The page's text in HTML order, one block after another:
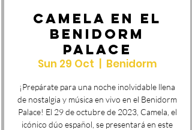
CAMELA en el
Benidorm
Palace
Sun 29 Oct Benidorm
¡Prepárate para una noche inolvidable llena
de nostalgia y música en vivo en el Benidorm
Palace! El 29 de octubre de 2023, Camela, el
icónico dúo español, se presentará en este